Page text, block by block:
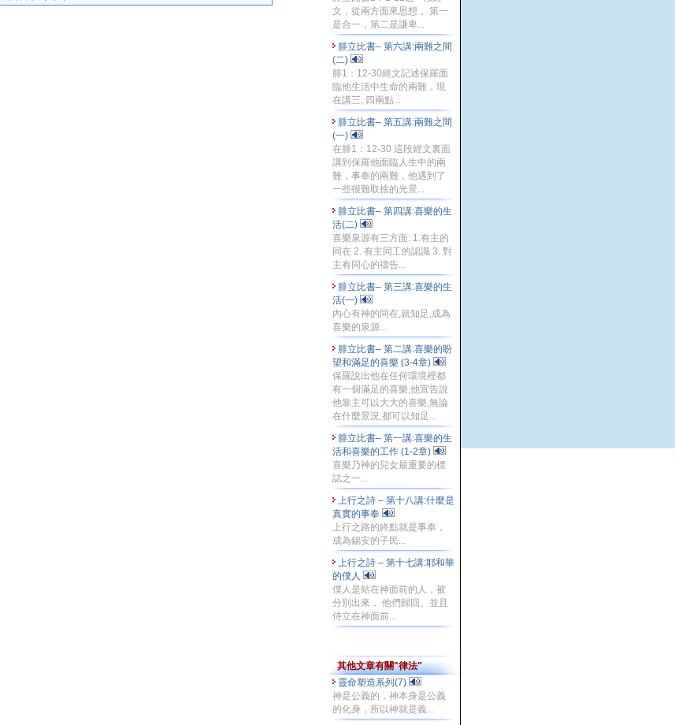
文，從兩方面來思想 。第一
是合一，第二是謙卑...
腓立比書– 第六講:兩難之間
(二)
腓1：12-30經文記述保羅面
臨他生活中生命的兩難，現
在講三, 四兩點...
腓立比書– 第五講:兩難之間
(一)
在腓1：12-30 這段經文裏面
講到保羅他面臨人生中的兩
難，事奉的兩難，他遇到了
一些很難取捨的光景...
腓立比書– 第四講:喜樂的生
活(二)
喜樂泉源有三方面: 1.有主的
同在 2. 有主同工的認識 3. 對
主有同心的禱告...
腓立比書– 第三講:喜樂的生
活(一)
內心有神的同在,就知足,成為
喜樂的泉源...
腓立比書– 第二講:喜樂的盼
望和滿足的喜樂 (3-4章)
保羅說出他在任何環境裡都
有一個滿足的喜樂,他宣告說
他靠主可以大大的喜樂,無論
在什麼景況,都可以知足...
腓立比書– 第一講:喜樂的生
活和喜樂的工作 (1-2章)
喜樂乃神的兒女最重要的標
誌之一...
上行之詩 – 第十八講:什麼是
真實的事奉
上行之路的終點就是事奉，
成為錫安的子民...
上行之詩 – 第十七講:耶和華
的僕人
僕人是站在神面前的人，被
分別出來， 他們歸回、並且
侍立在神面前...
其他文章有關"律法"
靈命塑造系列(7)
神是公義的，神本身是公義
的化身，所以神就是義...